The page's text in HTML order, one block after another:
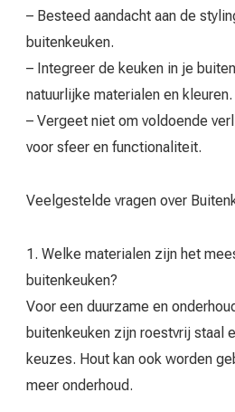
– Besteed aandacht aan de
buitenkeuken.
– Integreer de keuken in je
natuurlijke materialen en kleuren.
– Vergeet niet om voldoende
voor sfeer en functionaliteit.
Veelgestelde vragen over
1. Welke materialen zijn het
buitenkeuken?
Voor een duurzame en
buitenkeuken zijn roestvrij staal
keuzes. Hout kan ook worden
meer onderhoud.